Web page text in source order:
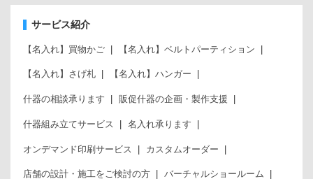
サービス紹介
【名入れ】買物かご 【名入れ】ベルトパーティション
【名入れ】さげ札 【名入れ】ハンガー
什器の相談承ります 販促什器の企画・製作支援
什器組み立てサービス 名入れ承ります
オンデマンド印刷サービス カスタムオーダー
店舗の設計・施工をご検討の方 バーチャルショールーム